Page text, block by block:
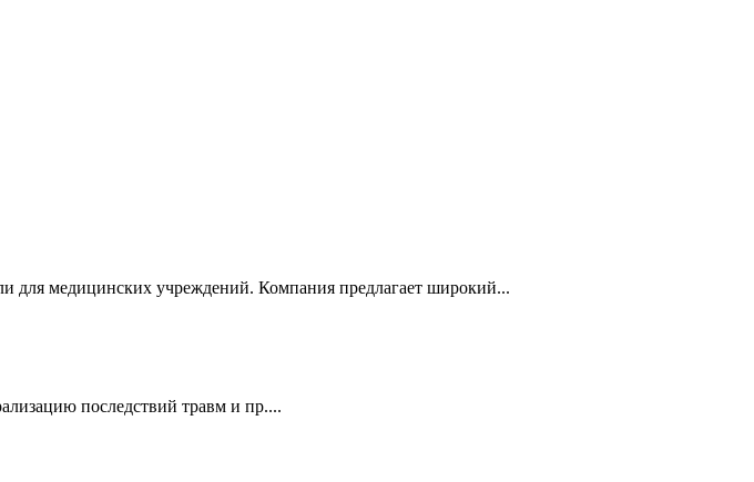
для медицинских учреждений. Компания предлагает широкий...
последствий травм и пр....